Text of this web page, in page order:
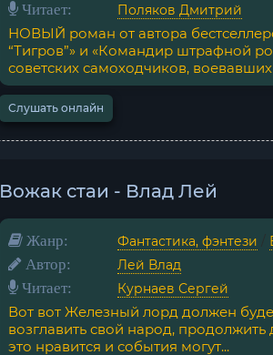
Читает: Поляков Дмитрий
НОВЫЙ роман от автора
“Тигров”» и «Командир штрафной
советских самоходчиков, воевавших
Слушать онлайн
Вожак стаи - Влад Лей
Жанр: Фантастика, фэнтези
Автор: Лей Влад
Читает: Курнаев Сергей
Вот вот Железный лорд должен
возглавить свой народ,
это нравится и события могут...